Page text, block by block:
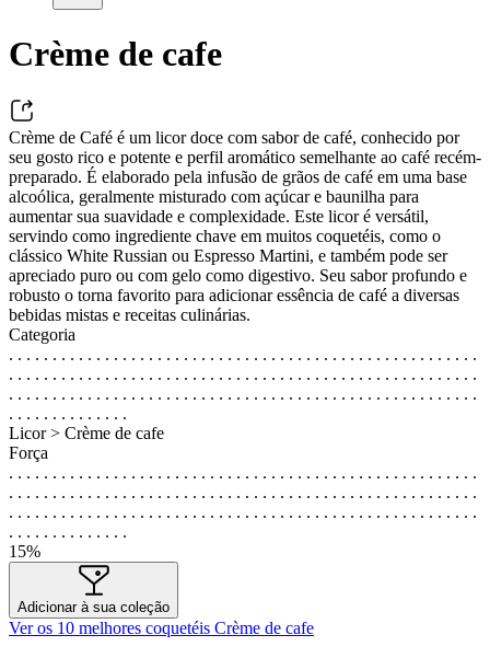
Crème de cafe
Crème de Café é um licor doce com sabor de café, conhecido por
seu gosto rico e potente e perfil aromático semelhante ao café recém-
preparado. É elaborado pela infusão de grãos de café em uma base
alcoólica, geralmente misturado com açúcar e baunilha para
aumentar sua suavidade e complexidade. Este licor é versátil,
servindo como ingrediente chave em muitos coquetéis, como o
clássico White Russian ou Espresso Martini, e também pode ser
apreciado puro ou com gelo como digestivo. Seu sabor profundo e
robusto o torna favorito para adicionar essência de café a diversas
bebidas mistas e receitas culinárias.
Categoria
. . . . . . . . . . . . . . . . . . . . . . . . . . . . . . . . . . . . . . . . . . . . . . . . . . . . . .
. . . . . . . . . . . . . . . . . . . . . . . . . . . . . . . . . . . . . . . . . . . . . . . . . . . . . .
. . . . . . . . . . . . . . . . . . . . . . . . . . . . . . . . . . . . . . . . . . . . . . . . . . . . . .
. . . . . . . . . . . . . .
Licor > Crème de cafe
Força
. . . . . . . . . . . . . . . . . . . . . . . . . . . . . . . . . . . . . . . . . . . . . . . . . . . . . .
. . . . . . . . . . . . . . . . . . . . . . . . . . . . . . . . . . . . . . . . . . . . . . . . . . . . . .
. . . . . . . . . . . . . . . . . . . . . . . . . . . . . . . . . . . . . . . . . . . . . . . . . . . . . .
. . . . . . . . . . . . . .
15%
Adicionar à sua coleção
Ver os 10 melhores coquetéis Crème de cafe